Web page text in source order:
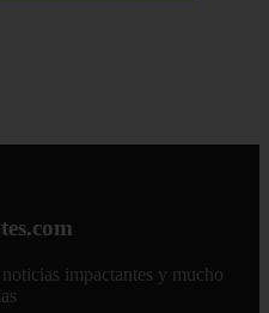
impactantes y mucho